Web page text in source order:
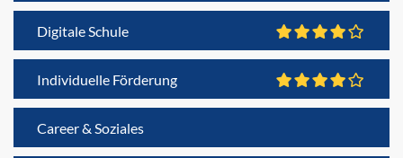
Digitale Schule
Individuelle Förderung
Career & Soziales